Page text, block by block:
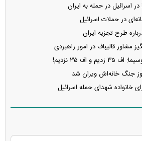
اسرائیل در حمله به ایران
طرح تجزیه ایران
مشاور قالیباف در امور راهبردی
و اف ۳۵ نزدیم!
جنگ خانه‌اش ویران شد
خانواده شهدای حمله اسرائیل